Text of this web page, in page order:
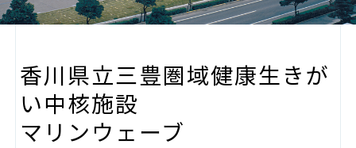
香川県立三豊圏域健康生きが
い中核施設
マリンウェーブ